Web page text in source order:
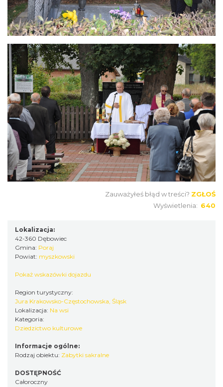
Zauważyłeś błąd w treści? ZGŁOŚ
Wyświetlenia: 640
Lokalizacja:
42-360 Dębowiec
Gmina: Poraj
Powiat: myszkowski
Pokaż wskazówki dojazdu
Region turystyczny:
Jura Krakowsko-Częstochowska, Śląsk
Lokalizacja: Na wsi
Kategoria:
Dziedzictwo kulturowe
Informacje ogólne:
Rodzaj obiektu: Zabytki sakralne
DOSTĘPNOŚĆ
Całoroczny